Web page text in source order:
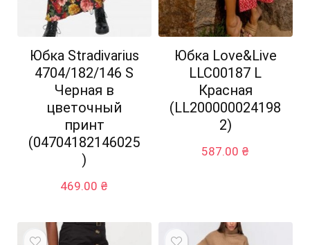
Юбка Stradivarius
4704/182/146 S
Черная в
цветочный
принт
(04704182146025
)
469.00 ₴
Юбка Love&Live
LLC00187 L
Красная
(LL200000024198
2)
587.00 ₴